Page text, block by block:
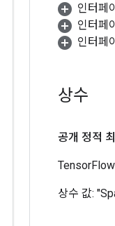
인터페
인터페
인터페
상수
공개 정적
상수 값: